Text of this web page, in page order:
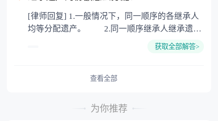
公证。
[律师回复] 1.一般情况下，同一顺序的各继承人
均等分配遗产。 2.同一顺序继承人继承遗产
或者与被继承人共同生活的继承人，分配遗产
的继承人，不尽扶养义务的，分配遗产时，应当
获取全部解答>
查看全部
为你推荐